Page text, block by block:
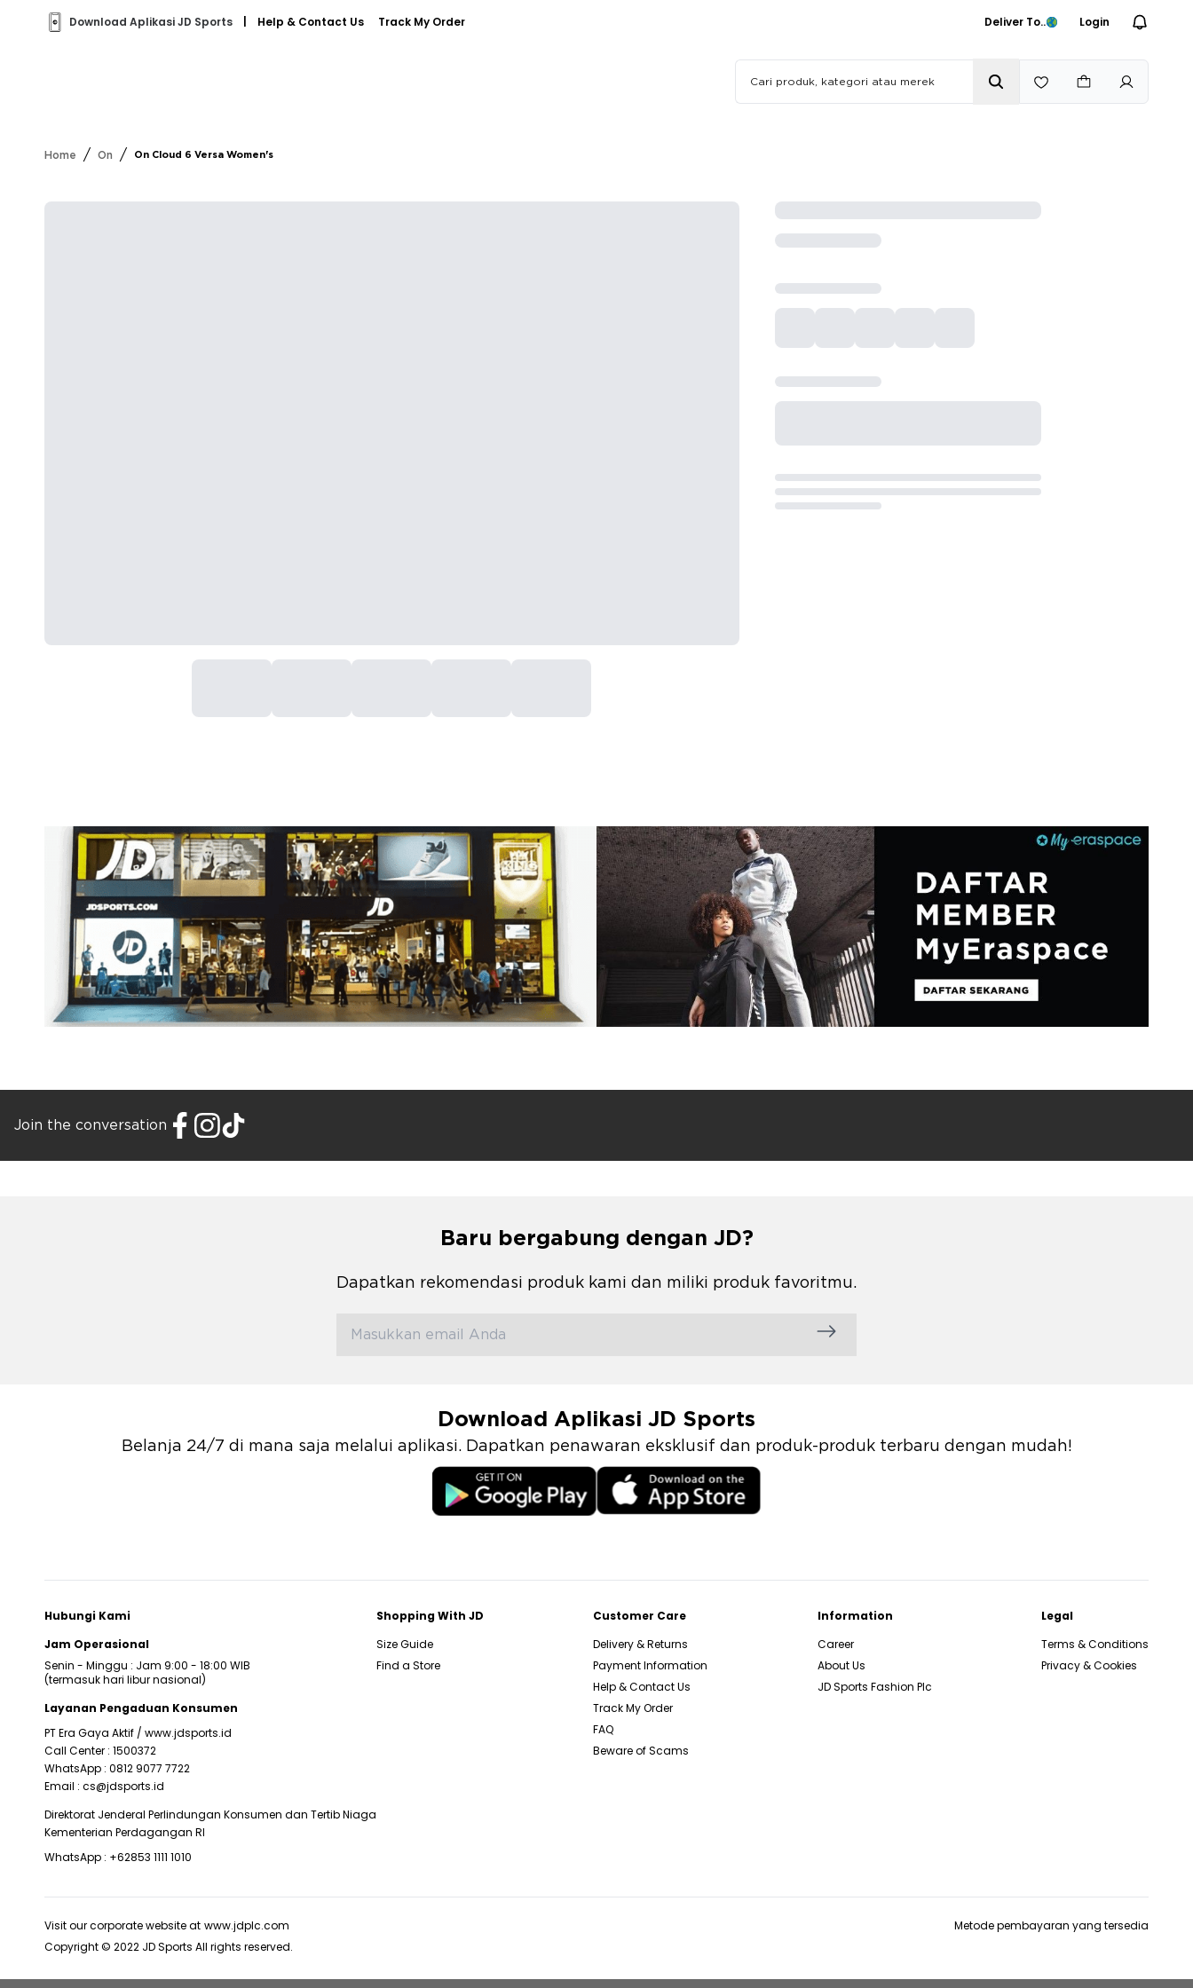
Download Aplikasi JD Sports Help & Contact Us Track My Order Deliver To.. Login
Home / On / On Cloud 6 Versa Women's
Join the conversation
Baru bergabung dengan JD?
Dapatkan rekomendasi produk kami dan miliki produk favoritmu.
Download Aplikasi JD Sports
Belanja 24/7 di mana saja melalui aplikasi. Dapatkan penawaran eksklusif dan produk-produk terbaru dengan mudah!
Hubungi Kami
Jam Operasional
Senin - Minggu : Jam 9:00 - 18:00 WIB
(termasuk hari libur nasional)
Layanan Pengaduan Konsumen
PT Era Gaya Aktif / www.jdsports.id
Call Center : 1500372
WhatsApp : 0812 9077 7722
Email : cs@jdsports.id
Direktorat Jenderal Perlindungan Konsumen dan Tertib Niaga
Kementerian Perdagangan RI
WhatsApp : +62853 1111 1010
Shopping With JD
Size Guide
Find a Store
Customer Care
Delivery & Returns
Payment Information
Help & Contact Us
Track My Order
FAQ
Beware of Scams
Information
Career
About Us
JD Sports Fashion Plc
Legal
Terms & Conditions
Privacy & Cookies
Visit our corporate website at www.jdplc.com
Copyright © 2022 JD Sports All rights reserved.
Metode pembayaran yang tersedia